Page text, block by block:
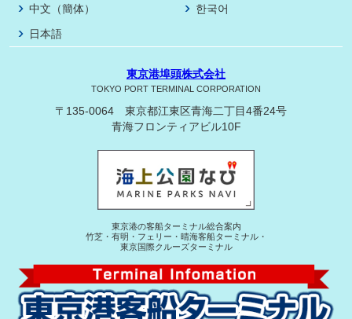
中文（簡体）
한국어
日本語
東京港埠頭株式会社
TOKYO PORT TERMINAL CORPORATION
〒135-0064 東京都江東区青海二丁目4番24号
青海フロンティアビル10F
東京港の客船ターミナル総合案内
竹芝・有明・フェリー・晴海客船ターミナル・
東京国際クルーズターミナル